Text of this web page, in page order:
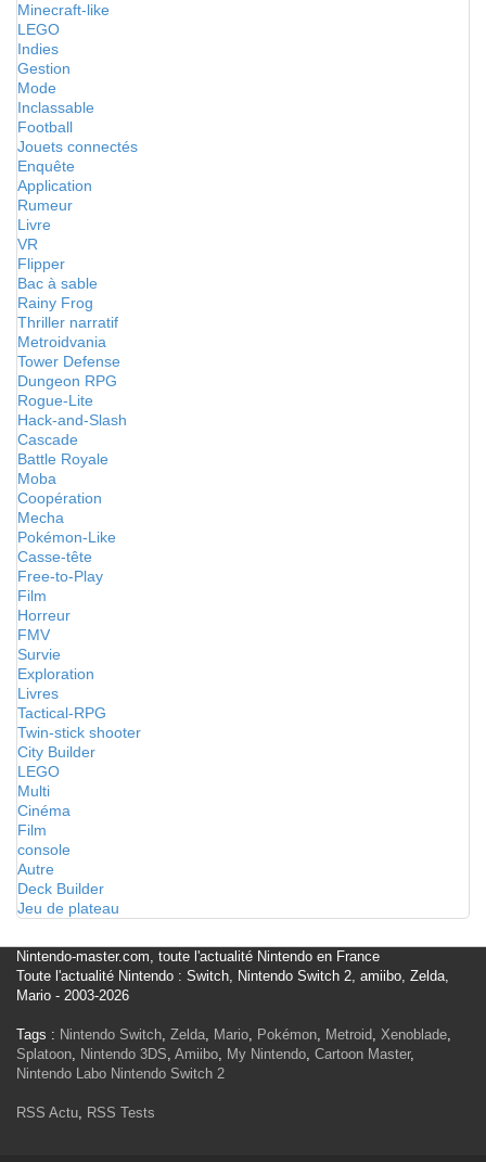
Minecraft-like
LEGO
Indies
Gestion
Mode
Inclassable
Football
Jouets connectés
Enquête
Application
Rumeur
Livre
VR
Flipper
Bac à sable
Rainy Frog
Thriller narratif
Metroidvania
Tower Defense
Dungeon RPG
Rogue-Lite
Hack-and-Slash
Cascade
Battle Royale
Moba
Coopération
Mecha
Pokémon-Like
Casse-tête
Free-to-Play
Film
Horreur
FMV
Survie
Exploration
Livres
Tactical-RPG
Twin-stick shooter
City Builder
LEGO
Multi
Cinéma
Film
console
Autre
Deck Builder
Jeu de plateau
Nintendo-master.com, toute l'actualité Nintendo en France
Toute l'actualité Nintendo : Switch, Nintendo Switch 2, amiibo, Zelda,
Mario - 2003-2026
Tags : Nintendo Switch, Zelda, Mario, Pokémon, Metroid, Xenoblade,
Splatoon, Nintendo 3DS, Amiibo, My Nintendo, Cartoon Master,
Nintendo Labo Nintendo Switch 2
RSS Actu, RSS Tests